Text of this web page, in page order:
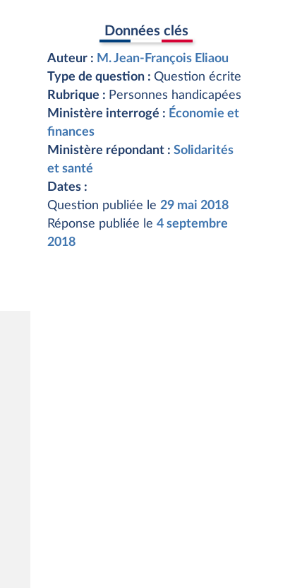
Données clés
Auteur : M. Jean-François Eliaou
Type de question : Question écrite
Rubrique : Personnes handicapées
Ministère interrogé : Économie et
finances
Ministère répondant : Solidarités
et santé
Dates :
Question publiée le 29 mai 2018
Réponse publiée le 4 septembre
2018